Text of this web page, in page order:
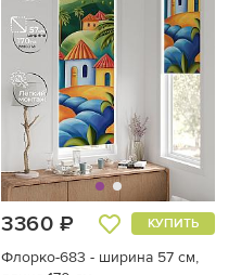
3360 ₽ КУПИТЬ
Флорко-683 - ширина 57 см,